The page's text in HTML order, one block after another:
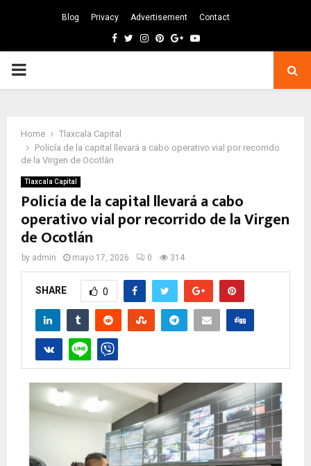
Blog Privacy Advertisement Contact
Facebook
TwitterInstagram
Pinterest
GoogleYoutube
PRIMARY
Home
Tlaxcala Capital
Policía de la capital llevará a cabo operativo vial por recorrido
de la Virgen de Ocotlán
Tlaxcala Capital
Policía de la capital llevará a cabo
operativo vial por recorrido de la Virgen
de Ocotlán
by admin mayo 17, 2026 0 314
SHARE 0